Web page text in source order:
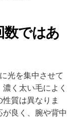
ではあ
に光を集中させて
く太い毛によく
質は異なりま
良く、腕や背中